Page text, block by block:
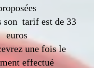
son tarif est de 33
euros
une fois le
effectué